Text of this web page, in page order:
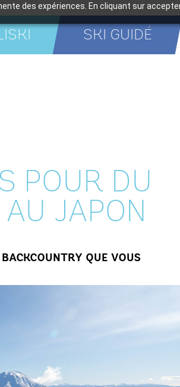
des expériences. En cliquant sur
SKI GUIDÉ
POUR DU
JAPON
BACKCOUNTRY QUE VOUS